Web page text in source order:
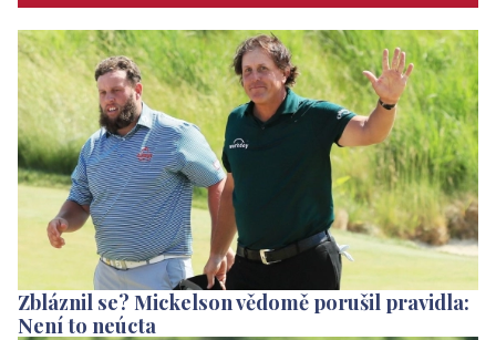
Zbláznil se? Mickelson vědomě porušil pravidla:
Není to neúcta